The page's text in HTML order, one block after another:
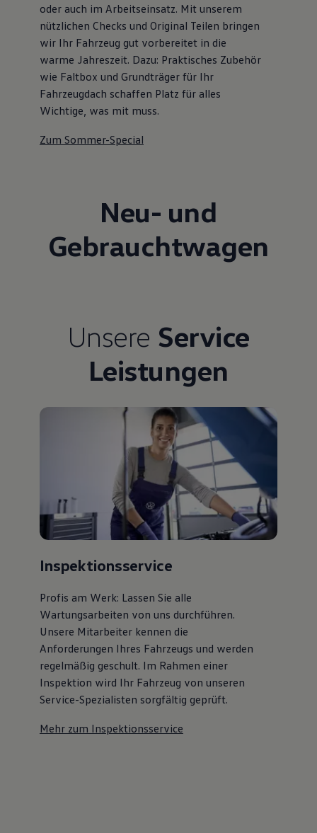
oder auch im Arbeitseinsatz. Mit unserem
nützlichen Checks und Original Teilen bringen
wir Ihr Fahrzeug gut vorbereitet in die
warme Jahreszeit. Dazu: Praktisches Zubehör
wie Faltbox und Grundträger für Ihr
Fahrzeugdach schaffen Platz für alles
Wichtige, was mit muss.
Zum Sommer-Special
Neu- und
Gebrauchtwagen
Unsere Service
Leistungen
Inspektionsservice
Profis am Werk: Lassen Sie alle
Wartungsarbeiten von uns durchführen.
Unsere Mitarbeiter kennen die
Anforderungen Ihres Fahrzeugs und werden
regelmäßig geschult. Im Rahmen einer
Inspektion wird Ihr Fahrzeug von unseren
Service-Spezialisten sorgfältig geprüft.
Mehr zum Inspektionsservice